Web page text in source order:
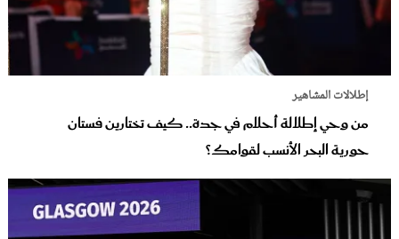
إطلالات المشاهير
من وحي إطلالة أحلام في جدة.. كيف تختارين فستان
حورية البحر الأنسب لقوامك؟